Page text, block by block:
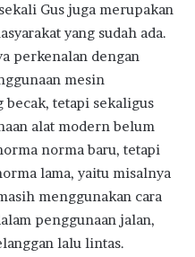
Gus juga merupakan
yang sudah ada.
perkenalan dengan
mesin
becak, tetapi sekaligus
alat modern belum
norma baru, tetapi
lama, yaitu misalnya
menggunakan cara
penggunaan jalan,
lalu lintas.